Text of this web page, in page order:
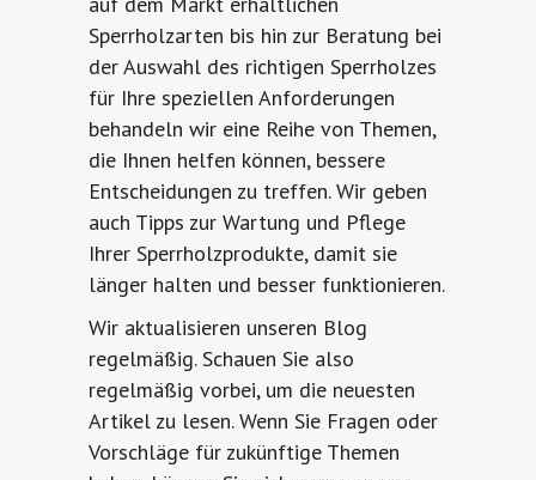
Sperrholzarten bis hin zur Beratung bei
der Auswahl des richtigen Sperrholzes
für Ihre speziellen Anforderungen
behandeln wir eine Reihe von Themen,
die Ihnen helfen können, bessere
Entscheidungen zu treffen. Wir geben
auch Tipps zur Wartung und Pflege
Ihrer Sperrholzprodukte, damit sie
länger halten und besser funktionieren.
Wir aktualisieren unseren Blog
regelmäßig. Schauen Sie also
regelmäßig vorbei, um die neuesten
Artikel zu lesen. Wenn Sie Fragen oder
Vorschläge für zukünftige Themen